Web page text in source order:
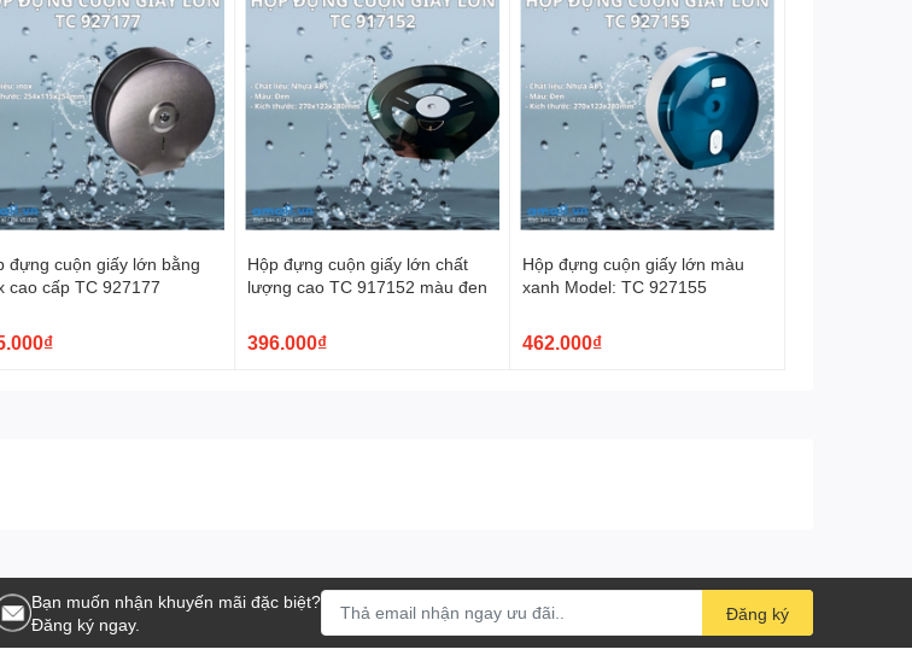
đựng cuộn giấy lớn bằng
cao cấp TC 927177
Hộp đựng cuộn giấy lớn chất
lượng cao TC 917152 màu đen
396.000₫
Hộp đựng cuộn giấy lớn màu
xanh Model: TC 927155
462.000₫
Bạn muốn nhận khuyến mãi đặc biệt?
Đăng ký ngay.
Đăng ký